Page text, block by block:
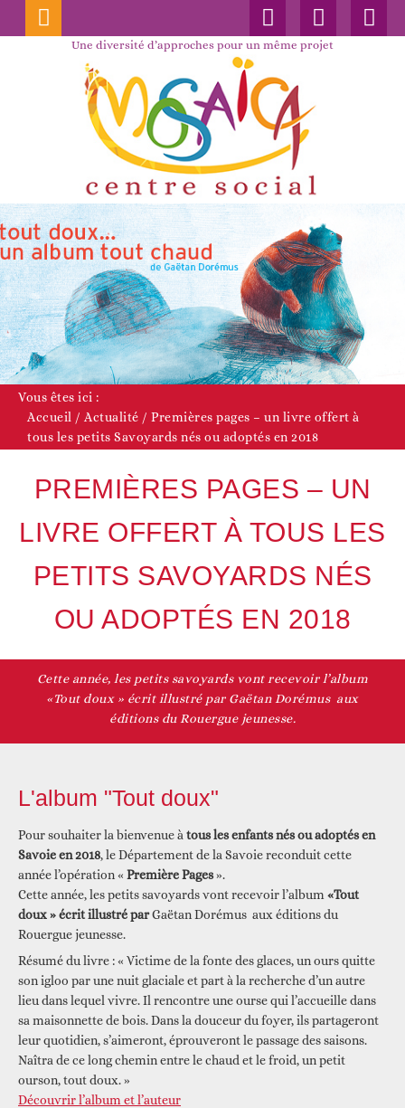
Une diversité d’approches pour un même projet
Vous êtes ici :
Accueil / Actualité / Premières pages – un livre offert à
tous les petits Savoyards nés ou adoptés en 2018
PREMIÈRES PAGES – UN
LIVRE OFFERT À TOUS LES
PETITS SAVOYARDS NÉS
OU ADOPTÉS EN 2018
Cette année, les petits savoyards vont recevoir l’album
«Tout doux » écrit illustré par Gaëtan Dorémus aux
éditions du Rouergue jeunesse.
L'album "Tout doux"
Pour souhaiter la bienvenue à tous les enfants nés ou adoptés en
Savoie en 2018, le Département de la Savoie reconduit cette
année l’opération « Première Pages».
Cette année, les petits savoyards vont recevoir l’album «Tout
doux » écrit illustré parGaëtan Dorémus aux éditions du
Rouergue jeunesse.
Résumé du livre : « Victime de la fonte des glaces, un ours quitte
son igloo par une nuit glaciale et part à la recherche d’un autre
lieu dans lequel vivre. Il rencontre une ourse qui l’accueille dans
sa maisonnette de bois. Dans la douceur du foyer, ils partageront
leur quotidien, s’aimeront, éprouveront le passage des saisons.
Naîtra de ce long chemin entre le chaud et le froid, un petit
ourson, tout doux. »
Découvrir l’album et l’auteur